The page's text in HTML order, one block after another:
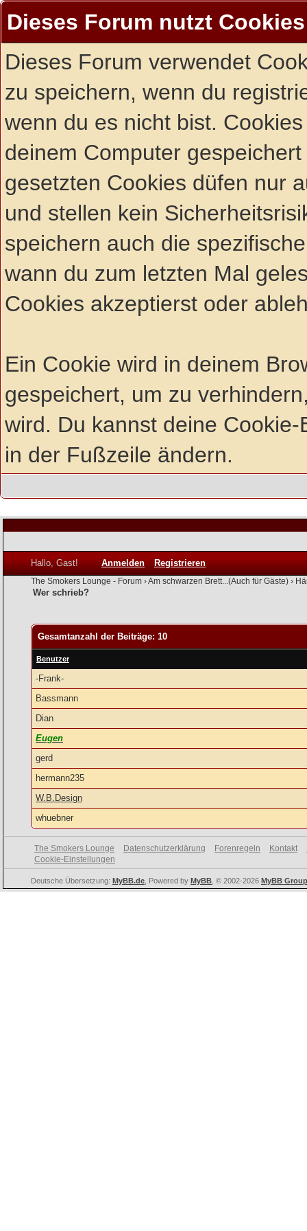
Dieses Forum nutzt Cookies
Dieses Forum verwendet
zu speichern, wenn du
wenn du es nicht bist.
deinem Computer
gesetzten Cookies düfen nur
und stellen kein
speichern auch die
wann du zum letzten Mal
Cookies akzeptierst oder
Ein Cookie wird in deinem
gespeichert, um zu
wird. Du kannst deine
in der Fußzeile ändern.
Hallo, Gast! Anmelden Registrieren
The Smokers Lounge - Forum ›Am schwarzen Brett...(Auch für Gäste) ›
Wer schrieb?
Gesamtanzahl der Beiträge: 10
Benutzer
-Frank-
Bassmann
Dian
Eugen
gerd
hermann235
W.B.Design
whuebner
The Smokers Lounge Datenschutzerklärung Forenregeln Kontakt
Cookie-Einstellungen
Deutsche Übersetzung: MyBB.de , Powered by MyBB , © 2002-2026 MyBB Group